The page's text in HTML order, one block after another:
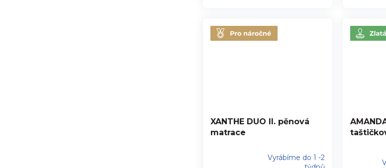
XANTHE DUO II. pěnová
matrace
Vyrábíme do 1 -2